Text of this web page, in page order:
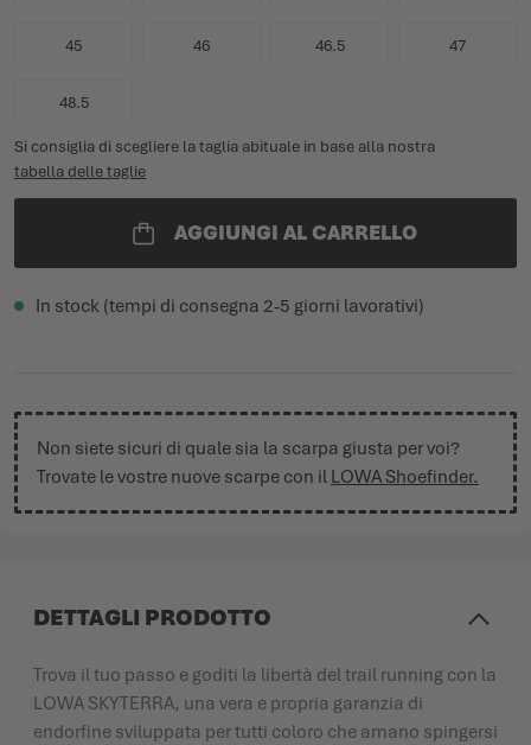
45 46 46.5 47
48.5
Si consiglia di scegliere la taglia abituale in base alla nostra
tabella delle taglie
AGGIUNGI AL CARRELLO
In stock (tempi di consegna 2-5 giorni lavorativi)
Non siete sicuri di quale sia la scarpa giusta per voi?
Trovate le vostre nuove scarpe con il LOWA Shoefinder.
DETTAGLI PRODOTTO
Trova il tuo passo e goditi la libertà del trail running con la
LOWA SKYTERRA, una vera e propria garanzia di
endorfine sviluppata per tutti coloro che amano spingersi